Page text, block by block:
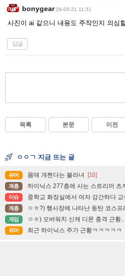
bonygear 26-05-21 11:31
사진이 ai 같으니 내용도 주작인지 의심
답글
목록 본문 이전
ㅇㅇㄱ 지금 뜨는 글
유머 몸매 개쩐다는 블라녀 [16]
계층 하이닉스 277층에 사는 스트리머 츠
이슈 중학교 화장실에서 여자 강간하다 교
계층 ㅇㅎ?) 행사장에 나타난 동탄 코스프
게임 ㅇㅎ) 오버워치 신캐 디몬 충격 근황..
유머 최근 하이닉스 주가 근황ㅋㅋㅋㅋㅋ